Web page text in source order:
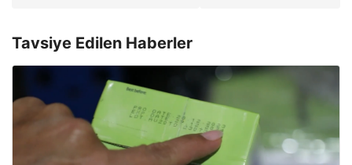
Tavsiye Edilen Haberler